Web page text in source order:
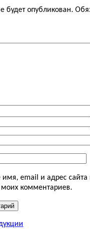
будет опубликован.
email и адрес сайта
комментариев.